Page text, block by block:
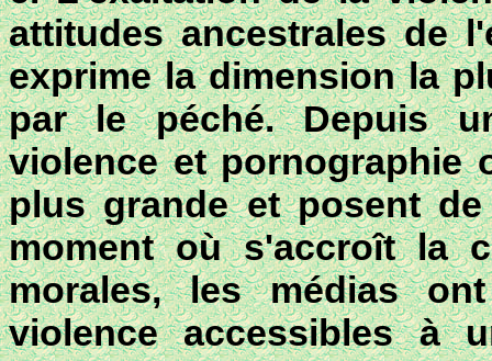
attitudes ancestrales de
exprime la dimension la
par le péché. Depuis
violence et pornographie
plus grande et posent
moment où s'accroît la
morales, les médias
violence accessibles à